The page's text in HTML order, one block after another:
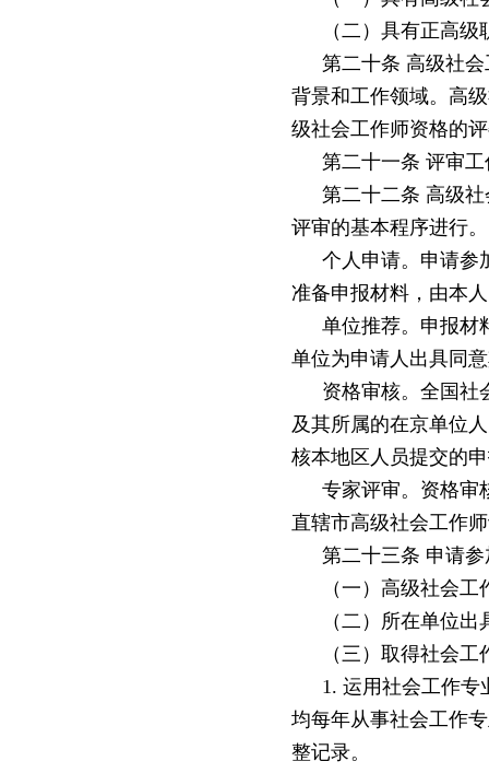
（二）具有正高
第二十条 高级社
背景和工作领域。高
级社会工作师资格的
第二十一条 评审
第二十二条 高级
评审的基本程序进行。
个人申请。申请参
准备申报材料，由本
单位推荐。申报材
单位为申请人出具同
资格审核。全国社
及其所属的在京单位
核本地区人员提交的
专家评审。资格审
直辖市高级社会工作
第二十三条 申请
（一）高级社会
（二）所在单位
（三）取得社会
1. 运用社会工作专
均每年从事社会工作
整记录。